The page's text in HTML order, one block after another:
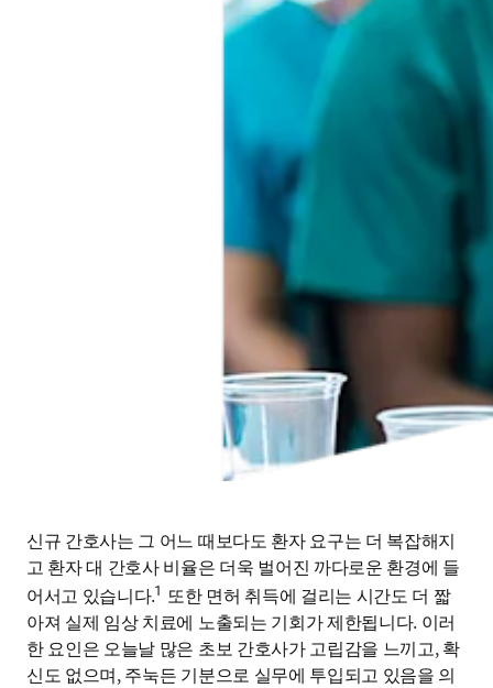
신규 간호사는 그 어느 때보다도 환자 요구는 더 복잡해지
고 환자 대 간호사 비율은 더욱 벌어진 까다로운 환경에 들
어서고 있습니다.1 또한 면허 취득에 걸리는 시간도 더 짧
아져 실제 임상 치료에 노출되는 기회가 제한됩니다. 이러
한 요인은 오늘날 많은 초보 간호사가 고립감을 느끼고, 확
신도 없으며, 주눅든 기분으로 실무에 투입되고 있음을 의